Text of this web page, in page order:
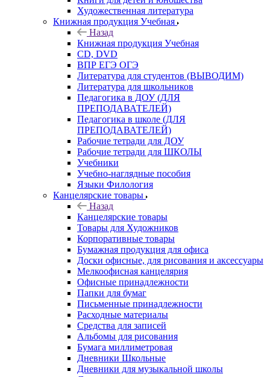
Художественная литература
Книжная продукция Учебная
Назад
Книжная продукция Учебная
CD, DVD
ВПР ЕГЭ ОГЭ
Литература для студентов (ВЫВОДИМ)
Литература для школьников
Педагогика в ДОУ (ДЛЯ
ПРЕПОДАВАТЕЛЕЙ)
Педагогика в школе (ДЛЯ
ПРЕПОДАВАТЕЛЕЙ)
Рабочие тетради для ДОУ
Рабочие тетради для ШКОЛЫ
Учебники
Учебно-наглядные пособия
Языки Филология
Канцелярские товары
Назад
Канцелярские товары
Товары для Художников
Корпоративные товары
Бумажная продукция для офиса
Доски офисные, для рисования и аксессуары
Мелкоофисная канцелярия
Офисные принадлежности
Папки для бумаг
Письменные принадлежности
Расходные материалы
Средства для записей
Альбомы для рисования
Бумага миллиметровая
Дневники Школьные
Дневники для музыкальной школы